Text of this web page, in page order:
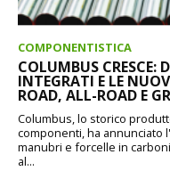
COMPONENTISTICA
COLUMBUS CRESCE:
INTEGRATI E LE
ROAD, ALL-ROAD E
Columbus, lo storico
componenti, ha annunciato
manubri e forcelle in
al...